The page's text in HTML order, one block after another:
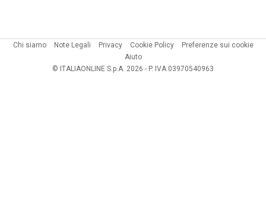
Chi siamo Note Legali Privacy Cookie Policy
Preferenze sui cookie
Aiuto
© ITALIAONLINE S.p.A. 2026 - P. IVA 03970540963